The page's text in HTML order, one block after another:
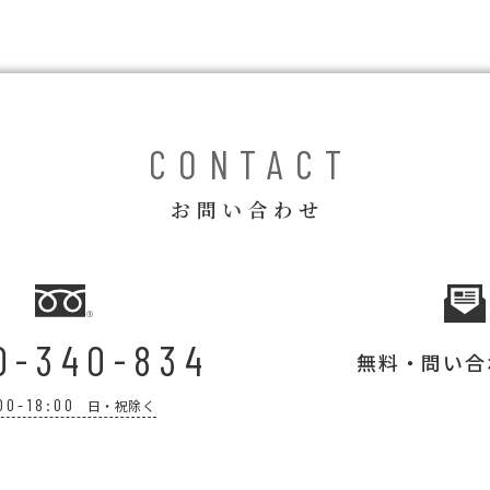
CONTACT
お問い合わせ
340-834
18:00 日・祝除く
無料・問い